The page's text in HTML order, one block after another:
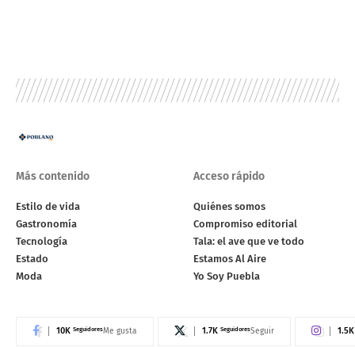
Más contenido
Estilo de vida
Gastronomía
Tecnología
Estado
Moda
Acceso rápido
Quiénes somos
Compromiso editorial
Tala: el ave que ve todo
Estamos Al Aire
Yo Soy Puebla
10K SeguidoresMe gusta 1.7K SeguidoresSeguir 1.5K